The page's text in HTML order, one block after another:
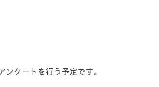
ケートを行う予定です。